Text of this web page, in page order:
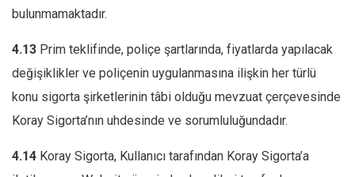
bulunmamaktadır.
4.13 Prim teklifinde, poliçe şartlarında, fiyatlarda yapılacak
değişiklikler ve poliçenin uygulanmasına ilişkin her türlü
konu sigorta şirketlerinin tâbi olduğu mevzuat çerçevesinde
Koray Sigorta’nın uhdesinde ve sorumluluğundadır.
4.14 Koray Sigorta, Kullanıcı tarafından Koray Sigorta’a